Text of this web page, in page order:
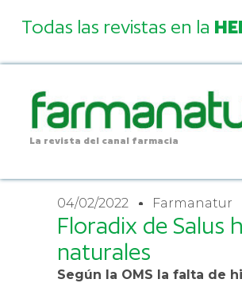
Todas las revistas en la
La revista del canal farmacia
04/02/2022 Farmanatur
Floradix de Salus
naturales
Según la OMS la falta de